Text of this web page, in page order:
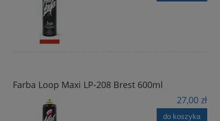
Farba Loop Maxi LP-208 Brest 600ml
27,00 zł
do koszyka